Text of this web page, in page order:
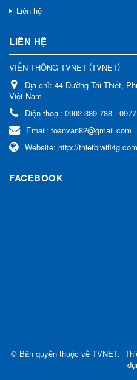
Liên hệ
LIÊN HỆ
VIỄN THÔNG TVNET (TVNET)
Địa chỉ: 44 Đường Tái Thiết,
Việt Nam
Điện thoại: 0902 389 788 -
Email: toanvan82@gmail.com
Website: http://thietbiwifi4g.com
FACEBOOK
© Bản quyền thuộc về TVNET.